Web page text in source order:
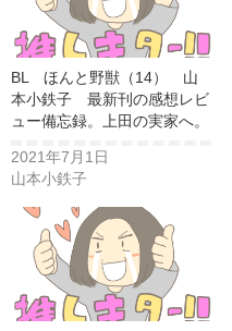
BL ほんと野獣（14） 山
本小鉄子 最新刊の感想レビ
ュー備忘録。上田の実家へ。
2021年7月1日
山本小鉄子